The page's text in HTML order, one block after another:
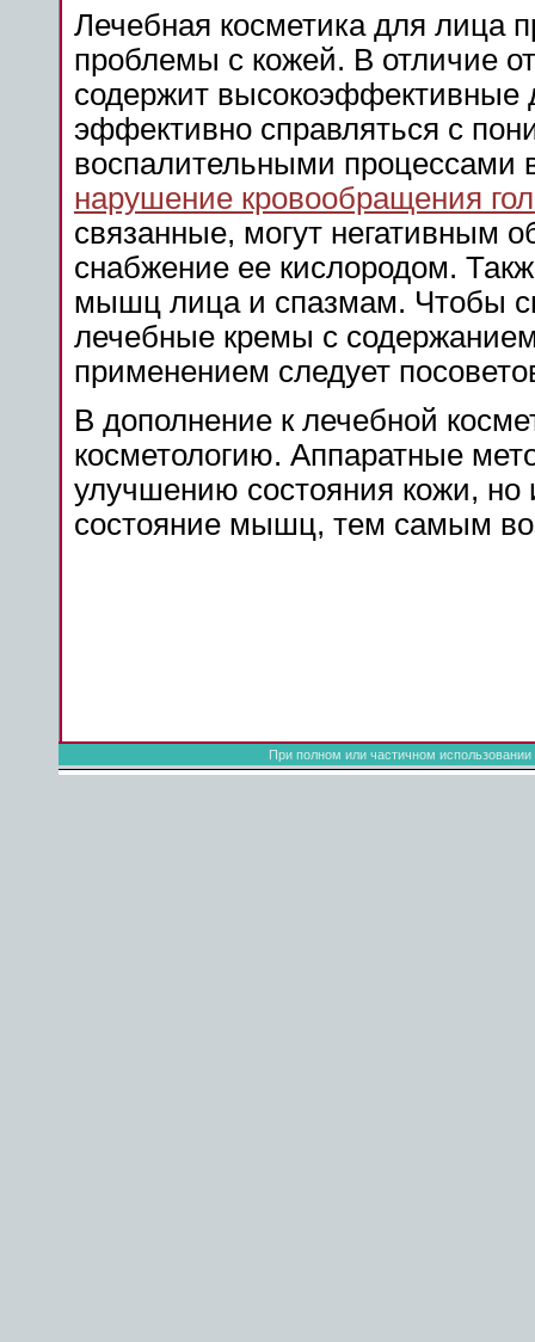
Лечебная косметика для лица
проблемы с кожей. В отличие
содержит высокоэффективные
эффективно справляться с
воспалительными процессами
нарушение кровообращения
связанные, могут негативным
снабжение ее кислородом.
мышц лица и спазмам. Чтобы
лечебные кремы с
применением следует
В дополнение к лечебной
косметологию. Аппаратные
улучшению состояния кожи, но
состояние мышц, тем самым
При полном или частичном